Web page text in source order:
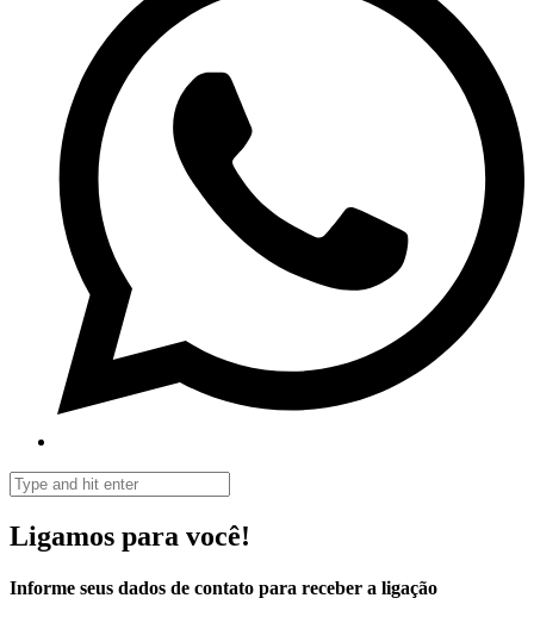
Ligamos para você!
Informe seus dados de contato para receber a ligação